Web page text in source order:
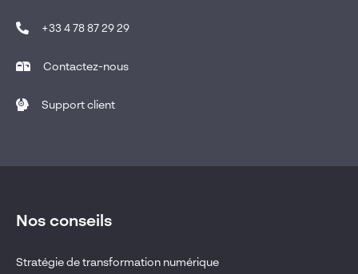
+33 4 78 87 29 29
Contactez-nous
Support client
Nos conseils
Stratégie de transformation numérique